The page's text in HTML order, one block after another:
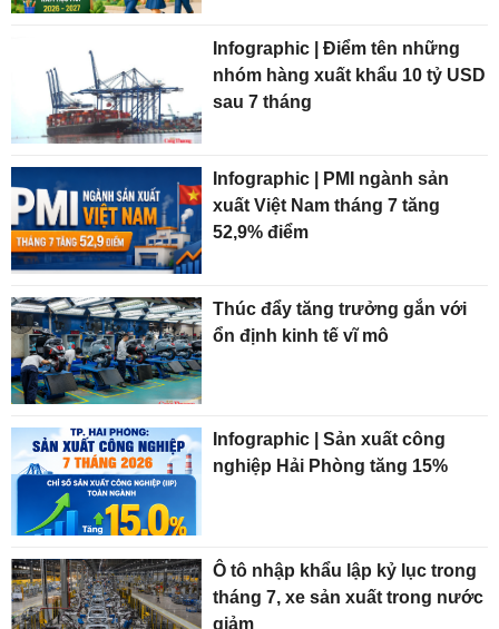
Infographic | Điểm tên những
nhóm hàng xuất khẩu 10 tỷ USD
sau 7 tháng
Infographic | PMI ngành sản
xuất Việt Nam tháng 7 tăng
52,9% điểm
Thúc đẩy tăng trưởng gắn với
ổn định kinh tế vĩ mô
Infographic | Sản xuất công
nghiệp Hải Phòng tăng 15%
Ô tô nhập khẩu lập kỷ lục trong
tháng 7, xe sản xuất trong nước
giảm